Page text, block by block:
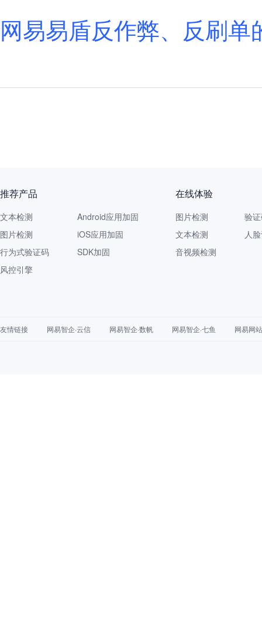
网易易盾反作弊、反刷单
推荐产品
文本检测
图片检测
行为式验证码
风控引擎
Android应用加固
iOS应用加固
SDK加固
在线体验
图片检测
文本检测
音视频检测
验
人
友情链接 网易智企·云信 网易智企·数帆 网易智企·七鱼 网易网